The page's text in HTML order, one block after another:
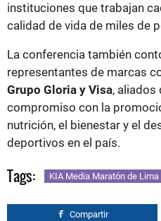
instituciones que trabajan
calidad de vida de miles de
La conferencia también
representantes de marcas
Grupo Gloria y Visa, aliados
compromiso con la
nutrición, el bienestar y el
deportivos en el país.
Tags: KIA Media Maratón de Lima
Compartir